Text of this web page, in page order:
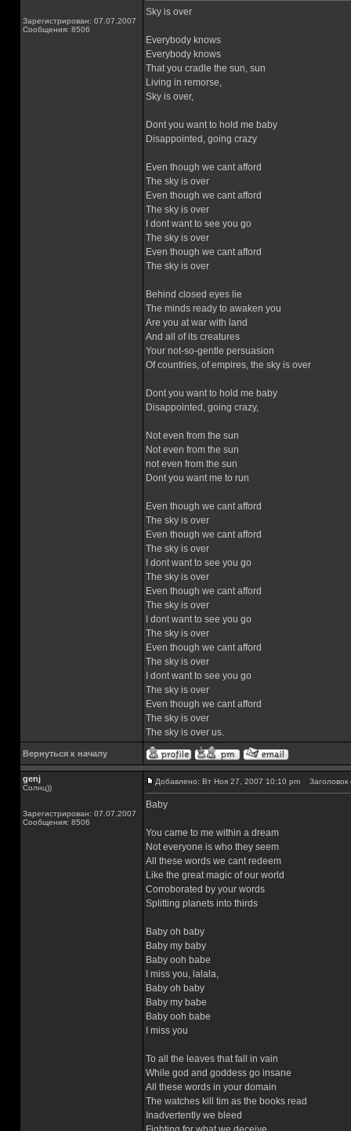
Зарегистрирован: 07.07.2007
Сообщения: 8506
Sky is over
Everybody knows
Everybody knows
That you cradle the sun, sun
Living in remorse,
Sky is over,
Dont you want to hold me baby
Disappointed, going crazy
Even though we cant afford
The sky is over
Even though we cant afford
The sky is over
I dont want to see you go
The sky is over
Even though we cant afford
The sky is over
Behind closed eyes lie
The minds ready to awaken you
Are you at war with land
And all of its creatures
Your not-so-gentle persuasion
Of countries, of empires, the sky is over
Dont you want to hold me baby
Disappointed, going crazy,
Not even from the sun
Not even from the sun
not even from the sun
Dont you want me to run
Even though we cant afford
The sky is over
Even though we cant afford
The sky is over
I dont want to see you go
The sky is over
Even though we cant afford
The sky is over
I dont want to see you go
The sky is over
Even though we cant afford
The sky is over
I dont want to see you go
The sky is over
Even though we cant afford
The sky is over
The sky is over us.
Вернуться к началу
genj
Солнц))
Зарегистрирован: 07.07.2007
Сообщения: 8506
Добавлено: Вт Ноя 27, 2007 10:10 pm Заголовок
Baby
You came to me within a dream
Not everyone is who they seem
All these words we cant redeem
Like the great magic of our world
Corroborated by your words
Splitting planets into thirds
Baby oh baby
Baby my baby
Baby ooh babe
I miss you, lalala,
Baby oh baby
Baby my babe
Baby ooh babe
I miss you
To all the leaves that fall in vain
While god and goddess go insane
All these words in your domain
The watches kill tim as the books read
Inadvertently we bleed